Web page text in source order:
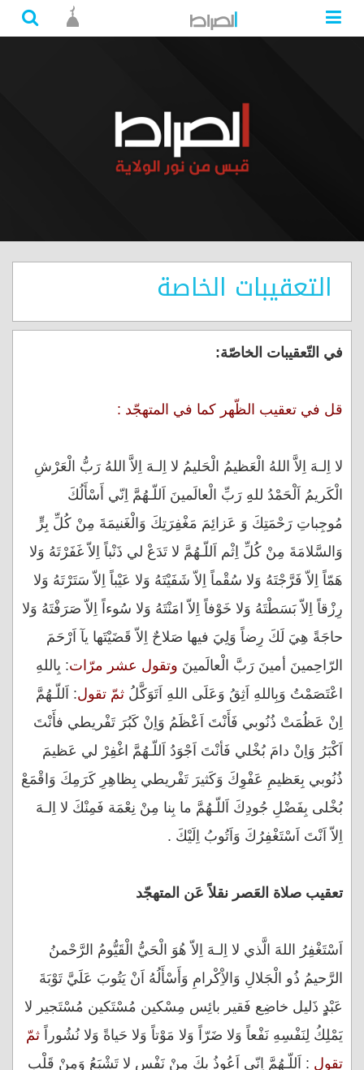
التعقيبات الخاصة
في التّعقيبات الخاصّة:
قل في تعقيب الظّهر كما في المتهجّد :
لا اِلـهَ اِلاَّ اللهُ الْعَظيمُ الْحَليمُ لا اِلـهَ اِلاَّ اللهُ رَبُّ الْعَرْشِ
الْكَريمُ اَلْحَمْدُ للهِِ رَبِّ الْعالَمينَ اَللّـهُمَّ اِنّي أَسْأَلُكَ
مُوجِباتِ رَحْمَتِكَ وَ عَزائِمَ مَغْفِرَتِكَ وَالْغَنيمَةَ مِنْ كُلِّ بِرٍّ
وَالسَّلامَةَ مِنْ كُلِّ اِثْم اَللّـهُمَّ لا تَدَعْ لي ذَنْباً اِلاّ غَفَرْتَهُ وَلا
هَمّاً اِلاّ فَرَّجْتَهُ وَلا سُقْماً اِلاّ شَفَيْتَهُ وَلا عَيْباً اِلاّ سَتَرْتَهُ وَلا
رِزْقاً اِلاّ بَسَطْتَهُ وَلا خَوْفاً اِلاّ امَنْتَهُ وَلا سُوءاً اِلاّ صَرَفْتَهُ وَلا
حاجَةً هِيَ لَكَ رِضاً وَلِيَ فيها صَلاحٌ اِلاّ قَضَيْتَها يآ اَرْحَمَ
الرّاحِمينَ أمينَ رَبَّ الْعالَمينَ وتقول عشر مرّات: بِاللهِ
اعْتَصَمْتُ وَبِاللهِ اَثِقُ وَعَلَى اللهِ اَتَوَكَّلُ ثمّ تقول: اَللّـهُمَّ
اِنْ عَظُمَتْ ذُنُوبي فَأَنْتَ اَعْظَمُ وَاِنْ كَبُرَ تَفْريطي فأَنْتَ
اَكْبَرُ وَاِنْ دامَ بُخْلي فَأنْتَ اَجْوَدُ اَللّـهُمَّ اغْفِرْ لي عَظيمَ
ذُنُوبي بِعَظيمِ عَفْوِكَ وَكَثيرَ تَفْريطي بِظاهِرِ كَرَمِكَ وَاقْمَعْ
بُخْلى بِفَضْلِ جُودِكَ اَللّـهُمَّ ما بِنا مِنْ نِعْمَة فَمِنْكَ لا اِلـهَ
اِلاّ اَنْتَ اَسْتَغْفِرُكَ وَاَتُوبُ اِلَيْكَ .
تعقيب صلاة العَصر نقلاً عَن المتهجّد
اَسْتَغْفِرُ اللهَ الَّذي لا اِلـهَ اِلاّ هُوَ الْحَيُّ الْقَيُّومُ الرَّحْمنُ
الرَّحيمُ ذُو الْجَلالِ وَالاِْكْرامِ وَأَسْأَلُهُ اَنْ يَتُوبَ عَلَيَّ تَوْبَةَ
عَبْدٍٍِِ ذَليل خاضِع فَقير بائِس مِسْكين مُسْتَكين مُسْتَجير لا
يَمْلِكُ لِنَفْسِهِ نَفْعاً وَلا ضَرّاً وَلا مَوْتاً وَلا حَياةً وَلا نُشُوراً ثمّ
تقول : اَللّـهُمَّ اِنّي اَعُوذُ بِكَ مِنْ نَفْس لا تَشْبَعُ وَمِنْ قَلْب